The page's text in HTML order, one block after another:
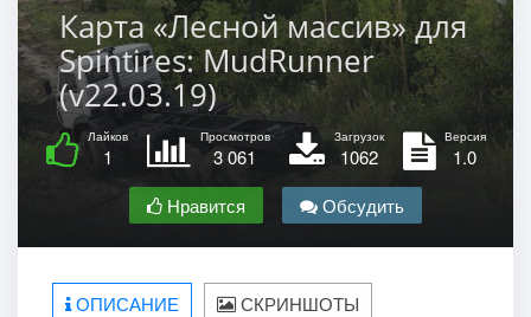
Карта «Лесной массив» для
Spintires: MudRunner
(v22.03.19)
Лайков
1
Просмотров
3 061
Загрузок
1062
Версия
1.0
Нравится
Обсудить
ОПИСАНИЕ
СКРИНШОТЫ